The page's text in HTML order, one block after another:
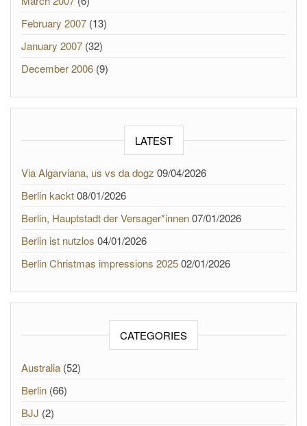
February 2007 (13)
January 2007 (32)
December 2006 (9)
LATEST
Via Algarviana, us vs da dogz 09/04/2026
Berlin kackt08/01/2026
Berlin, Hauptstadt der Versager*innen07/01/2026
Berlin ist nutzlos 04/01/2026
Berlin Christmas impressions 202502/01/2026
CATEGORIES
Australia (52)
Berlin (66)
BJJ (2)